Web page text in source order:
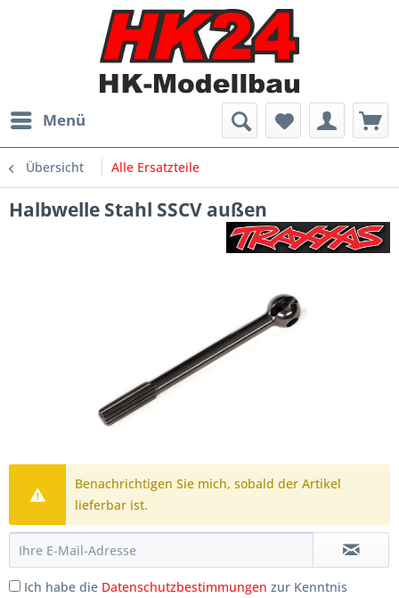
Menü
Übersicht Alle Ersatzteile
Halbwelle Stahl SSCV außen
Benachrichtigen Sie mich, sobald der Artikel
lieferbar ist.
Ich habe die Datenschutzbestimmungen zur Kenntnis